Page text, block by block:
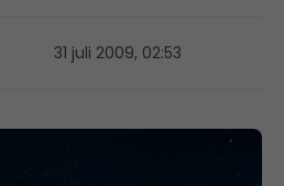
31 juli 2009, 02:53